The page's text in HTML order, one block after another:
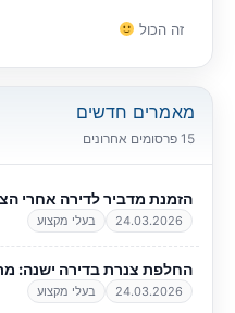
זה הכול
מאמרים חדשים
15 פרסומים אחרונים
הזמנת מדביר לדירה אחרי
24.03.2026 בעלי מקצוע
החלפת צנרת בדירה ישנה:
24.03.2026 בעלי מקצוע